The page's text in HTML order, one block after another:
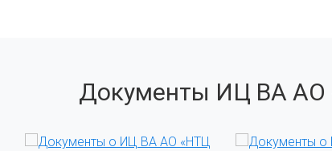
Документы ИЦ ВА